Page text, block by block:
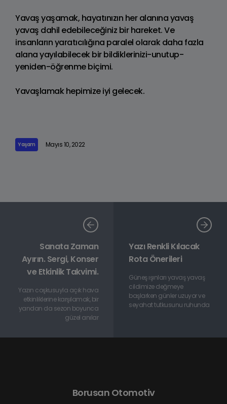
Yavaş yaşamak, hayatınızın her alanına yavaş
yavaş dahil edebileceğiniz bir hareket. Ve
insanların yaratıcılığına paralel olarak daha fazla
alana yayılabilecek bir bildiklerinizi-unutup-
yeniden-öğrenme biçimi.
Yavaşlamak hepimize iyi gelecek.
Yaşam Mayıs 10, 2022
Sanata Zaman
Ayırın. Sergi, Konser
ve Etkinlik Takvimi.
Yazın coşkusuyla açık hava
etkinliklerine karşılamak, bir
yandan da sezon boyunca
güzel anılar
Yazı Renkli Kılacak
Rota Önerileri
Güneş ışınları yavaş yavaş
cildimize değmeye
başlarken günler uzuyor ve
seyahat tutkusunu ruhunda
Borusan Otomotiv